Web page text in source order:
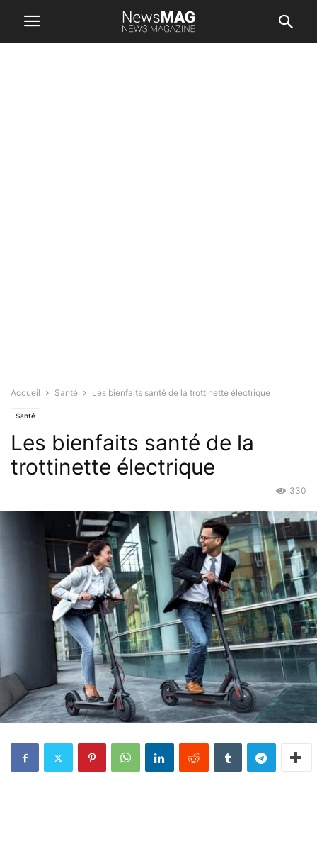
Accueil Santé Les bienfaits santé de la trottinette électrique
Santé
Les bienfaits santé de la
trottinette électrique
330